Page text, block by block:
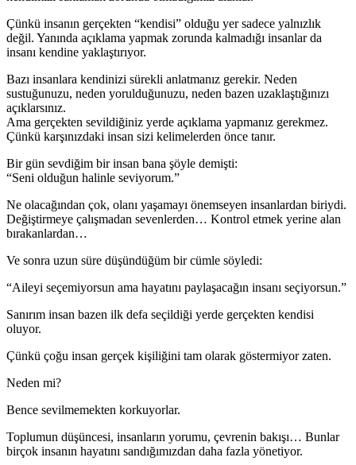
Çünkü insanın gerçekten “kendisi” olduğu yer sadece yalnızlık
değil. Yanında açıklama yapmak zorunda kalmadığı insanlar da
insanı kendine yaklaştırıyor.
Bazı insanlara kendinizi sürekli anlatmanız gerekir. Neden
sustuğunuzu, neden yorulduğunuzu, neden bazen uzaklaştığınızı
açıklarsınız.
Ama gerçekten sevildiğiniz yerde açıklama yapmanız gerekmez.
Çünkü karşınızdaki insan sizi kelimelerden önce tanır.
Bir gün sevdiğim bir insan bana şöyle demişti:
“Seni olduğun halinle seviyorum.”
Ne olacağından çok, olanı yaşamayı önemseyen insanlardan biriydi.
Değiştirmeye çalışmadan sevenlerden… Kontrol etmek yerine alan
bırakanlardan…
Ve sonra uzun süre düşündüğüm bir cümle söyledi:
“Aileyi seçemiyorsun ama hayatını paylaşacağın insanı seçiyorsun.”
Sanırım insan bazen ilk defa seçildiği yerde gerçekten kendisi
oluyor.
Çünkü çoğu insan gerçek kişiliğini tam olarak göstermiyor zaten.
Neden mi?
Bence sevilmemekten korkuyorlar.
Toplumun düşüncesi, insanların yorumu, çevrenin bakışı… Bunlar
birçok insanın hayatını sandığımızdan daha fazla yönetiyor.